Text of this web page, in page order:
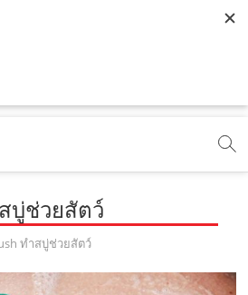
t
k
.
c
o
Oops!
| ADVERTISING | CAMPAIGN |
บู่ช่วยสัตว์
ทำสบู่ช่วยสัตว์